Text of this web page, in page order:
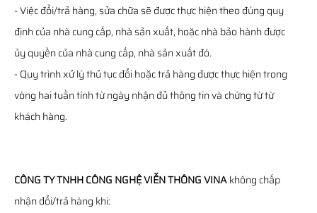
- Việc đổi/trả hàng, sửa chữa sẽ được thực hiện theo đúng quy
định của nhà cung cấp, nhà sản xuất, hoặc nhà bảo hành được
ủy quyền của nhà cung cấp, nhà sản xuất đó.
- Quy trình xử lý thủ tục đổi hoặc trả hàng được thực hiện trong
vòng hai tuần tính từ ngày nhận đủ thông tin và chứng từ từ
khách hàng.
CÔNG TY TNHH CÔNG NGHỆ VIỄN THÔNG VINAkhông chấp
nhận đổi/trả hàng khi: